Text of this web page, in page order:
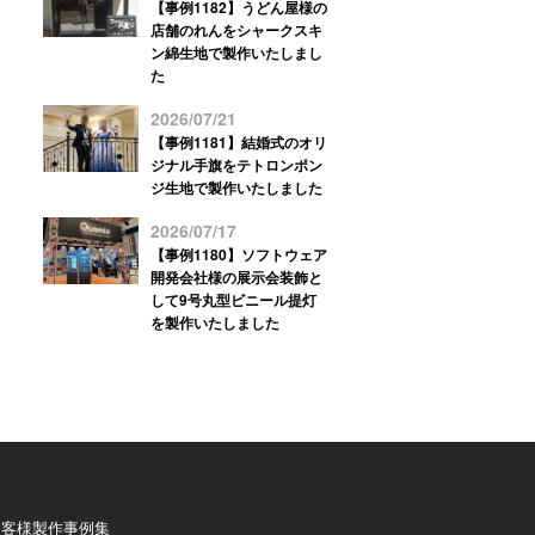
【事例1182】うどん屋様の
店舗のれんをシャークスキ
ン綿生地で製作いたしまし
た
2026/07/21
【事例1181】結婚式のオリ
ジナル手旗をテトロンポン
ジ生地で製作いたしました
2026/07/17
【事例1180】ソフトウェア
開発会社様の展示会装飾と
して9号丸型ビニール提灯
を製作いたしました
様製作事例集